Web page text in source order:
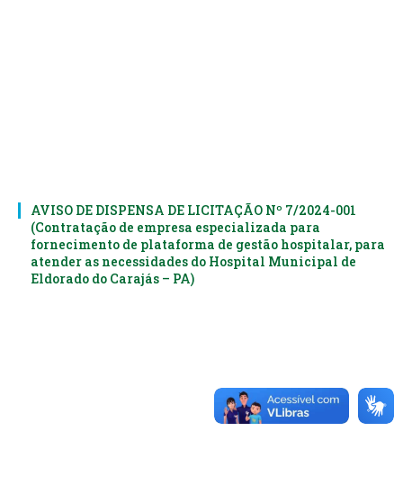
AVISO DE DISPENSA DE LICITAÇÃO Nº 7/2024-001
(Contratação de empresa especializada para
fornecimento de plataforma de gestão hospitalar, para
atender as necessidades do Hospital Municipal de
Eldorado do Carajás – PA)